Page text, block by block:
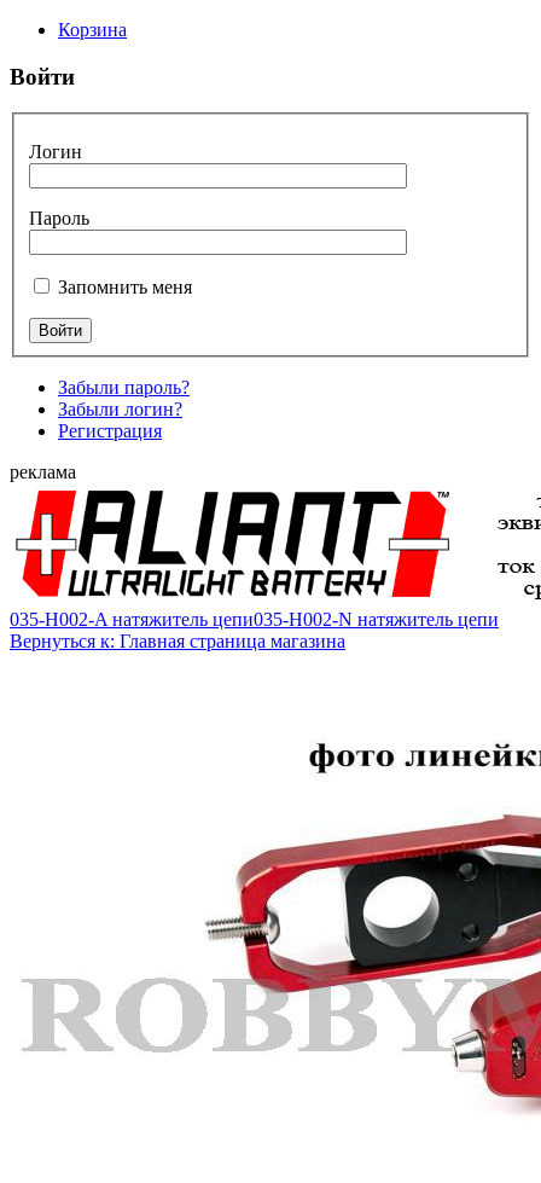
Корзина
Войти
Логин
Пароль
Запомнить меня
Забыли пароль?
Забыли логин?
Регистрация
реклама
035-H002-A натяжитель цепи035-H002-N натяжитель цепи
Вернуться к: Главная страница магазина